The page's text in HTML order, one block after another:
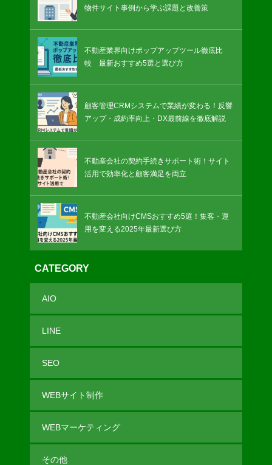
物件サイト事例から学ぶ課題と改善策
不動産業界向けポップアップツール徹底比
較 最新おすすめ5選と選び方
顧客管理CRMシステムで業績が変わる！反響
アップ・成約率向上・DX最前線を徹底解説
不動産会社の契約手続きサポート術！サイト
活用で効率化と顧客満足を両立
不動産会社向けCMSおすすめ5選！集客・運
用を変える2025年最新選び方
CATEGORY
AIO
LINE
SEO
WEBサイト制作
WEBマーケティング
その他